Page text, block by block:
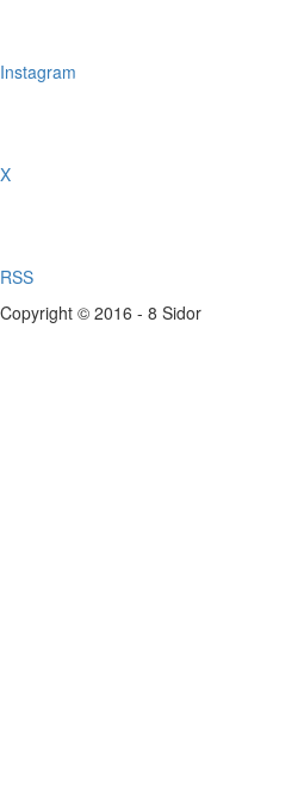
Instagram
X
RSS
Copyright © 2016 - 8 Sidor